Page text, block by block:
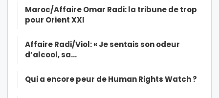
Maroc/Affaire Omar Radi: la tribune de trop
pour Orient XXI
Affaire Radi/Viol: « Je sentais son odeur
d’alcool, sa…
Qui a encore peur de Human Rights Watch ?